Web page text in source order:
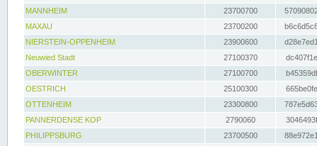
MANNHEIM
23700700
MAXAU
23700200
NIERSTEIN-OPPENHEIM
23900600
Neuwied Stadt
27100370
OBERWINTER
27100700
OESTRICH
25100300
OTTENHEIM
23300800
PANNERDENSE KOP
2790060
PHILIPPSBURG
23700500